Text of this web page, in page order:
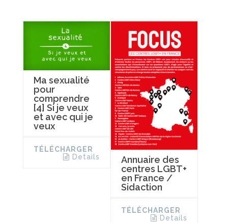
Ma sexualité
pour
comprendre
[4] Si je veux
et avec qui je
veux
TÉLÉCHARGER
Details
Annuaire des
centres LGBT+
en France /
Sidaction
TÉLÉCHARGER
Details